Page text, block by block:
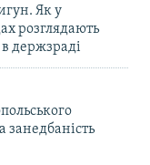
Як у
розглядають
держзраді
занедбаність